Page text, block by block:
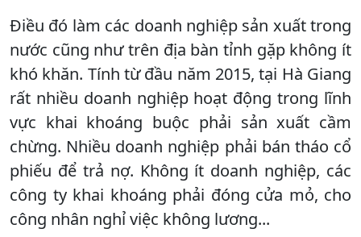
Điều đó làm các doanh nghiệp sản xuất trong
nước cũng như trên địa bàn tỉnh gặp không ít
khó khăn. Tính từ đầu năm 2015, tại Hà Giang
rất nhiều doanh nghiệp hoạt động trong lĩnh
vực khai khoáng buộc phải sản xuất cầm
chừng. Nhiều doanh nghiệp phải bán tháo cổ
phiếu để trả nợ. Không ít doanh nghiệp, các
công ty khai khoáng phải đóng cửa mỏ, cho
công nhân nghỉ việc không lương...